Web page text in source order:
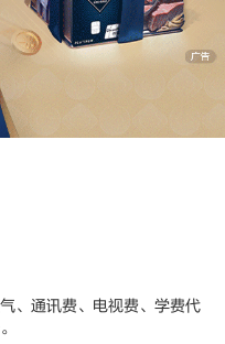
通讯费、电视费、学费代